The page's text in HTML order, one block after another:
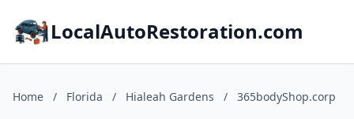
LocalAutoRestoration.com
Home / Florida / Hialeah Gardens / 365bodyShop.corp